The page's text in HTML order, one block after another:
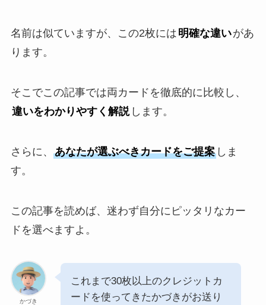
名前は似ていますが、この2枚には 明確な違いがあ
ります。
そこでこの記事では両カードを徹底的に比較し、
違いをわかりやすく解説 します。
さらに、 あなたが選ぶべきカードをご提案しま
す。
この記事を読めば、迷わず自分にピッタリなカー
ドを選べますよ。
かづき
これまで30枚以上のクレジットカ
ードを使ってきたかづきがお送り